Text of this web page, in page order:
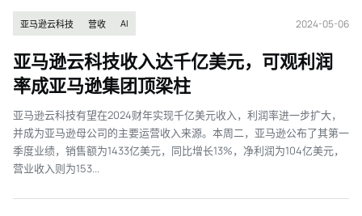
亚马逊云科技 营收 AI 2024-05-06
亚马逊云科技收入达千亿美元，可观利润
率成亚马逊集团顶梁柱
亚马逊云科技有望在2024财年实现千亿美元收入，利润率进一步扩大，
并成为亚马逊母公司的主要运营收入来源。本周二，亚马逊公布了其第一
季度业绩，销售额为1433亿美元，同比增长13%，净利润为104亿美元，
营业收入则为153...